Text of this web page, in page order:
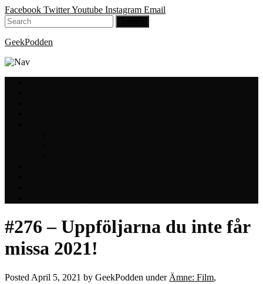
Facebook TwitterYoutube Instagram Email
GeekPodden
#276 – Uppföljarna du inte får
missa 2021!
Posted April 5, 2021 by GeekPodden under Ämne: Film,